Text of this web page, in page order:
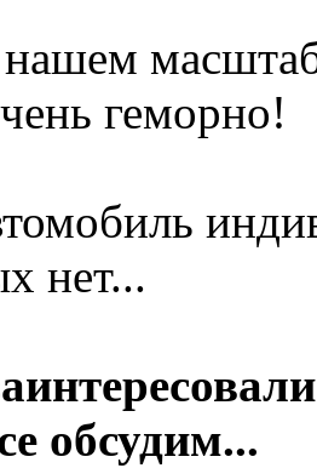
геморно!
нет...
обсудим...